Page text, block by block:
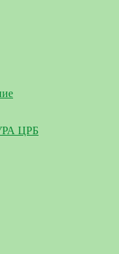
ЦРБ